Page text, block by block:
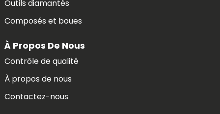
Outils diamantés
Composés et boues
À Propos De Nous
Contrôle de qualité
À propos de nous
Contactez-nous